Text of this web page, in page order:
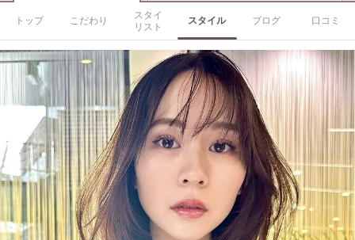
トップ こだわり
スタイ
リスト
スタイル ブログ 口コミ